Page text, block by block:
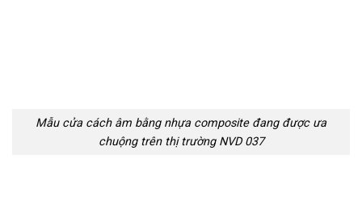
Mẫu cửa cách âm bằng nhựa composite đang được ưa
chuộng trên thị trường NVD 037